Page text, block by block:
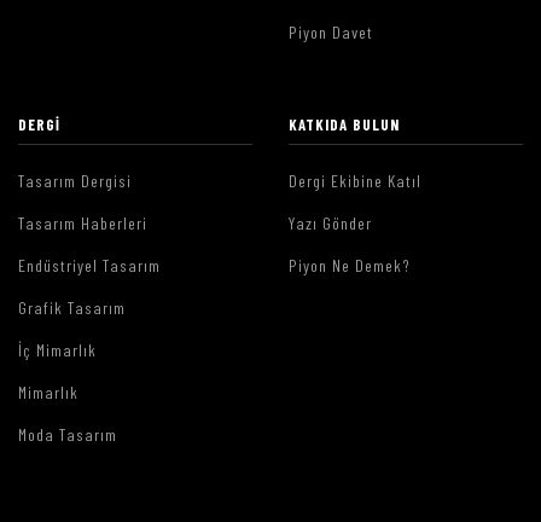
Piyon Davet
DERGI
Tasarım Dergisi
Tasarım Haberleri
Endüstriyel Tasarım
Grafik Tasarım
İç Mimarlık
Mimarlık
Moda Tasarım
KATKIDA BULUN
Dergi Ekibine Katıl
Yazı Gönder
Piyon Ne Demek?